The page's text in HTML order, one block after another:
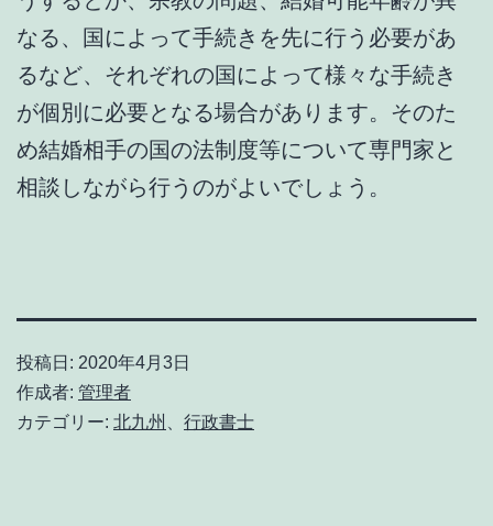
なる、国によって手続きを先に行う必要があ
るなど、それぞれの国によって様々な手続き
が個別に必要となる場合があります。そのた
め結婚相手の国の法制度等について専門家と
相談しながら行うのがよいでしょう。
投稿日: 2020年4月3日
作成者: 管理者
カテゴリー: 北九州 行政書士